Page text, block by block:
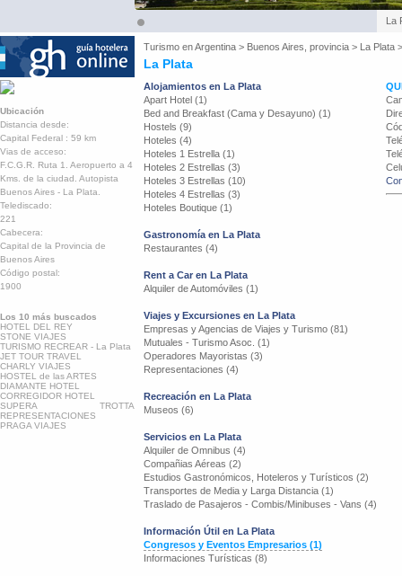
La
Turismo enArgentina > Buenos Aires, provincia > La Plata
La Plata
Ubicación
Distancia desde:
Capital Federal : 59 km
Vias de acceso:
F.C.G.R. Ruta 1. Aeropuerto a 4
Kms. de la ciudad. Autopista
Buenos Aires - La Plata.
Telediscado:
221
Cabecera:
Capital de la Provincia de
Buenos Aires
Código postal:
1900
Los 10 más buscados
HOTEL DEL REY
STONE VIAJES
TURISMO RECREAR - La Plata
JET TOUR TRAVEL
CHARLY VIAJES
HOSTEL de las ARTES
DIAMANTE HOTEL
CORREGIDOR HOTEL
SUPERA TROTTA
REPRESENTACIONES
PRAGA VIAJES
Alojamientos en La Plata
Apart Hotel (1)
Bed and Breakfast (Cama y Desayuno) (1)
Hostels (9)
Hoteles (4)
Hoteles 1 Estrella (1)
Hoteles 2 Estrellas (3)
Hoteles 3 Estrellas (10)
Hoteles 4 Estrellas (3)
Hoteles Boutique (1)
Gastronomía en La Plata
Restaurantes (4)
Rent a Car en La Plata
Alquiler de Automóviles (1)
Viajes y Excursiones en La Plata
Empresas y Agencias de Viajes y Turismo (81)
Mutuales - Turismo Asoc. (1)
Operadores Mayoristas (3)
Representaciones (4)
Recreación en La Plata
Museos (6)
Servicios en La Plata
Alquiler de Omnibus (4)
Compañias Aéreas (2)
Estudios Gastronómicos, Hoteleros y Turísticos (2)
Transportes de Media y Larga Distancia (1)
Traslado de Pasajeros - Combis/Minibuses - Vans (4)
Información Útil en La Plata
Congresos y Eventos Empresarios (1)
Informaciones Turísticas (8)